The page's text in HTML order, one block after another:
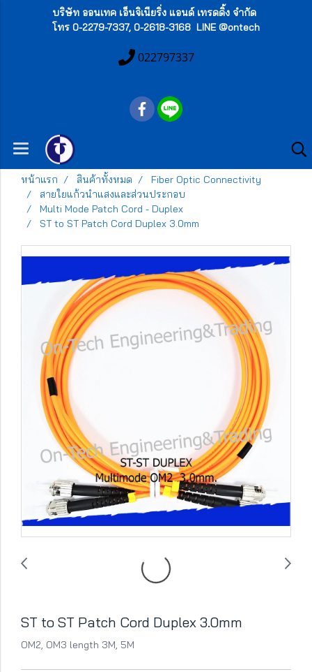
บริษัท ออนเทค เอ็นจิเนียริ่ง แอนด์ เทรดดิ้ง จำกัด
โทร 0-2279-7337, 0-2618-3168 LINE @ontech
022797337
หน้าแรก สินค้าทั้งหมด
Fiber Optic Connectivity
สายใยแก้วนำแสงและส่วนประกอบ
Multi Mode Patch Cord - Duplex
ST to ST Patch Cord Duplex 3.0mm
ST to ST Patch Cord Duplex 3.0mm
OM2, OM3 length 3M, 5M